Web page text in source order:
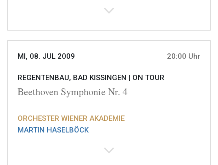
MI, 08. JUL 2009 20:00 Uhr
REGENTENBAU, BAD KISSINGEN | ON TOUR
Beethoven Symphonie Nr. 4
ORCHESTER WIENER AKADEMIE
MARTIN HASELBÖCK